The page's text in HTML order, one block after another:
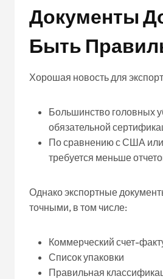
Документы
Быть
Хорошая новость для
Большинство головных
обязательной
По сравнению с США
требуется меньше
Однако экспортные
точными, в том числе:
Коммерческий счет-
Список упаковки
Правильная